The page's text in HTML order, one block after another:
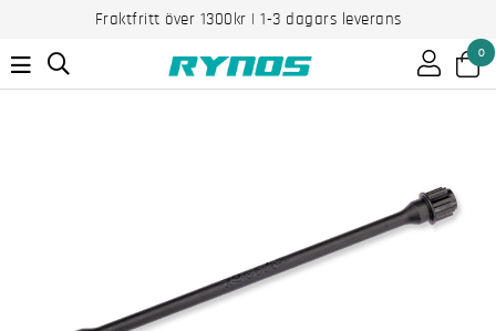
Fraktfritt över 1300kr | 1-3 dagars leverans
0